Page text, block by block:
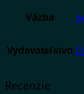
Väzba
Vydavateľstvo
Recenzie